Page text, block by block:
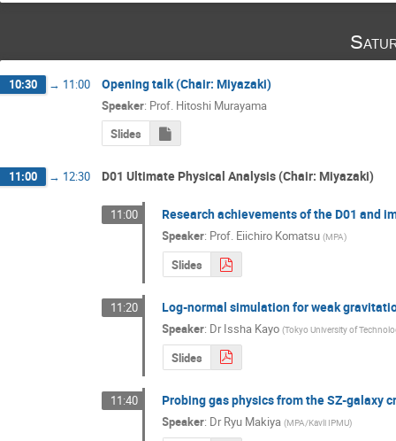
10:30 → 11:00 Opening talk (Chair: Miyazaki)
Speaker: Prof. Hitoshi Murayama
Slides
11:00 → 12:30 D01 Ultimate Physical Analysis (Chair: Miyazaki)
11:00 Research achievements of the D01 and
Speaker: Prof. Eiichiro Komatsu (MPA)
Slides
11:20 Log-normal simulation for weak
Speaker: DrIssha Kayo (Tokyo University of
Slides
11:40 Probing gas physics from the SZ-galaxy
Speaker: DrRyu Makiya (MPA/Kavli IPMU)